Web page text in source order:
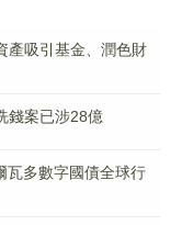
產吸引基金、潤色財
錢案已涉28億
瓦多數字國債全球行